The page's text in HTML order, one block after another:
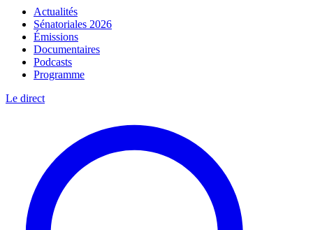
Actualités
Sénatoriales 2026
Émissions
Documentaires
Podcasts
Programme
Le direct